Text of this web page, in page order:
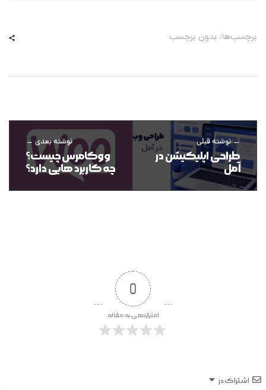
برچسب‌ها: بدون برچسب
نوشته قبلی
طراحی اپلیکیشن در
آمل
نوشته بعدی
ووکامرس چیست؟
چه کاربرد هایی دارد؟
0
امتیازدهی به مقاله
اشتراک در